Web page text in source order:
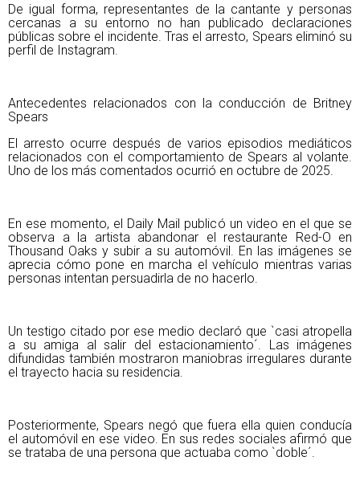
De igual forma, representantes de la cantante y personas
cercanas a su entorno no han publicado declaraciones
públicas sobre el incidente. Tras el arresto, Spears eliminó su
perfil de Instagram.
Antecedentes relacionados con la conducción de Britney
Spears
El arresto ocurre después de varios episodios mediáticos
relacionados con el comportamiento de Spears al volante.
Uno de los más comentados ocurrió en octubre de 2025.
En ese momento, el Daily Mail publicó un video en el que se
observa a la artista abandonar el restaurante Red-O en
Thousand Oaks y subir a su automóvil. En las imágenes se
aprecia cómo pone en marcha el vehículo mientras varias
personas intentan persuadirla de no hacerlo.
Un testigo citado por ese medio declaró que `casi atropella
a su amiga al salir del estacionamiento´. Las imágenes
difundidas también mostraron maniobras irregulares durante
el trayecto hacia su residencia.
Posteriormente, Spears negó que fuera ella quien conducía
el automóvil en ese video. En sus redes sociales afirmó que
se trataba de una persona que actuaba como `doble´.